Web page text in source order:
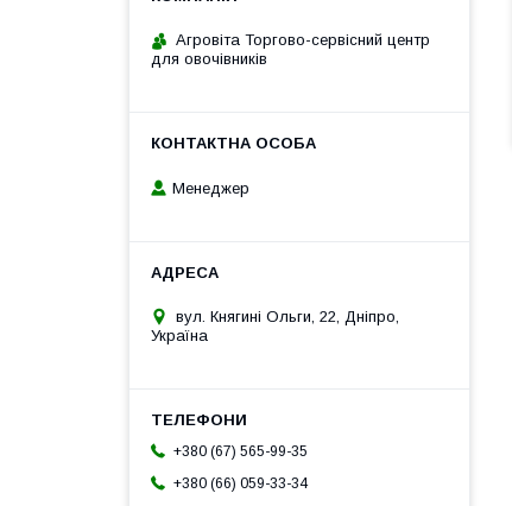
Агровіта Торгово-сервісний центр
для овочівників
Менеджер
вул. Княгині Ольги, 22, Дніпро,
Україна
+380 (67) 565-99-35
+380 (66) 059-33-34